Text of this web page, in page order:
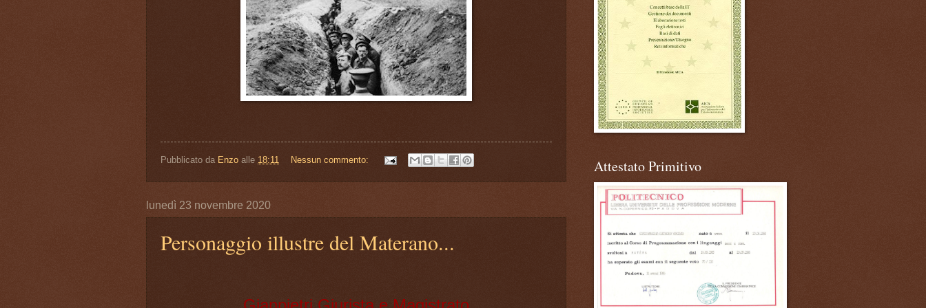
Pubblicato da Enzo alle 18:11 Nessun commento:
lunedì 23 novembre 2020
Personaggio illustre del Materano...
Attestato Primitivo